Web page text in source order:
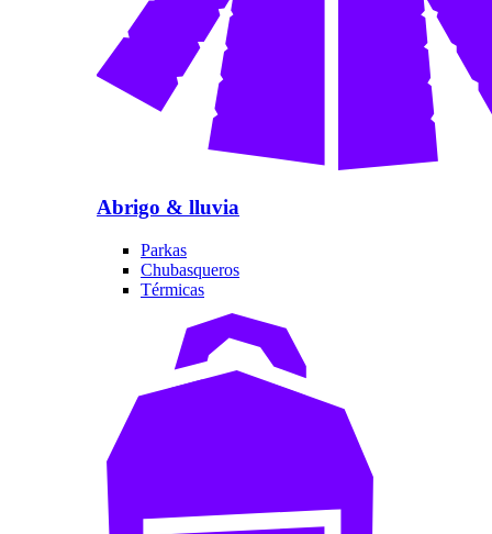
Abrigo & lluvia
Parkas
Chubasqueros
Térmicas